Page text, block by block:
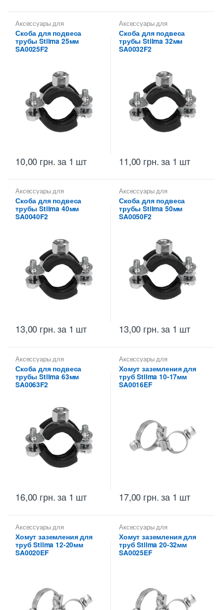
Аксессуары для
металлических труб
монтажные для
металлических труб Stilma
Скоба для подвеса
трубы Stilma 25мм
SA0025F2
10,00 грн. за 1 шт
Аксессуары для
металлических труб
монтажные для
металлических труб Stilma
Скоба для подвеса
трубы Stilma 32мм
SA0032F2
11,00 грн. за 1 шт
Аксессуары для
металлических труб
монтажные для
металлических труб Stilma
Скоба для подвеса
трубы Stilma 40мм
SA0040F2
13,00 грн. за 1 шт
Аксессуары для
металлических труб
монтажные для
металлических труб Stilma
Скоба для подвеса
трубы Stilma 50мм
SA0050F2
13,00 грн. за 1 шт
Аксессуары для
металлических труб
монтажные для
металлических труб Stilma
Скоба для подвеса
трубы Stilma 63мм
SA0063F2
16,00 грн. за 1 шт
Аксессуары для
металлических труб
монтажные для
металлических труб Stilma
Хомут заземления для
труб Stilma 10-17мм
SA0016EF
17,00 грн. за 1 шт
Аксессуары для
металлических труб
монтажные для
металлических труб Stilma
Хомут заземления для
труб Stilma 12-20мм
SA0020EF
Аксессуары для
металлических труб
монтажные для
металлических труб Stilma
Хомут заземления для
труб Stilma 20-32мм
SA0025EF